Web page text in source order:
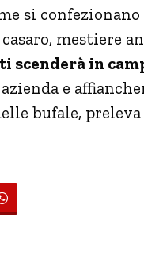
si confezionano
mestiere
scenderà in
e
bufale,